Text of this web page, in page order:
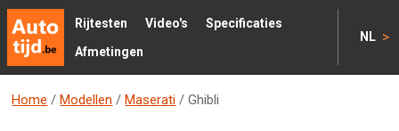
Rijtesten Video's
Specificaties
Afmetingen
NL >
Home / Modellen / Maserati / Ghibli